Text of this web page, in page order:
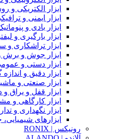
ابزار الکتریکی و
ابزار ایمنی و
ابزار بادی و
ابزار بارگیری و
ابزار تراشکاری و
ابزار جوش و
ابزار دستی و
ابزار دقیق و
ابزار صنعتی و
ابزار قفل و یراق و
ابزار کارگاهی و
ابزار نگهداری و
ابزارهای
رونیکس | RONIX